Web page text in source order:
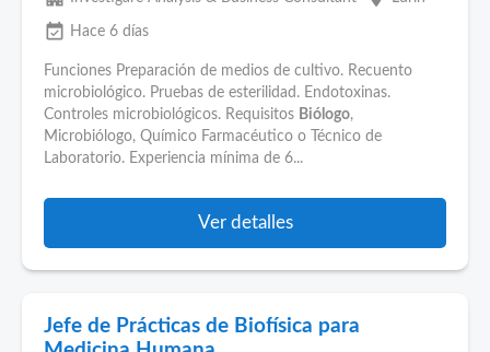
event_available Hace 6 días
Funciones Preparación de medios de cultivo. Recuento
microbiológico. Pruebas de esterilidad. Endotoxinas.
Controles microbiológicos. Requisitos Biólogo,
Microbiólogo, Químico Farmacéutico o Técnico de
Laboratorio. Experiencia mínima de 6...
Ver detalles
Jefe de Prácticas de Biofísica para